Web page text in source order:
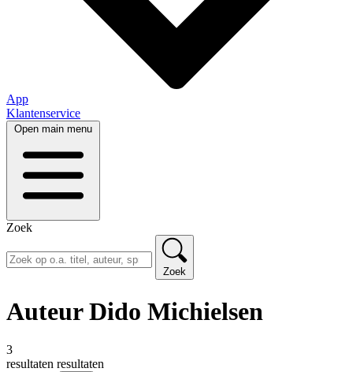
App
Klantenservice
Open main menu
Zoek
Zoek
Auteur Dido Michielsen
3
resultaten resultaten